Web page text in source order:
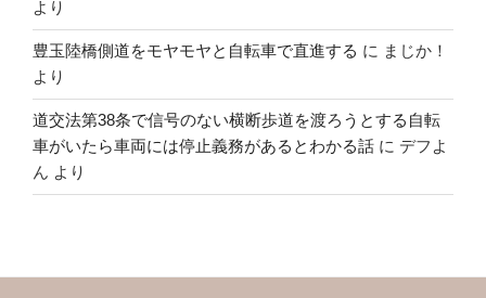
より
豊玉陸橋側道をモヤモヤと自転車で直進する に まじか！
より
道交法第38条で信号のない横断歩道を渡ろうとする自転
車がいたら車両には停止義務があるとわかる話 に デフよ
ん より